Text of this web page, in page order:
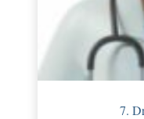
7.